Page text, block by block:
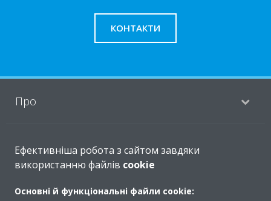
КОНТАКТИ
Про
Рішення
Контакти
Ефективніша робота з сайтом завдяки
використанню файлів cookie
Основні й функціональні файли cookie: